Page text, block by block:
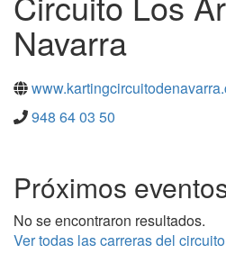
Navarra
948 64 03 50
Próximos
No se encontraron resultados.
Ver todas las carreras del circuito